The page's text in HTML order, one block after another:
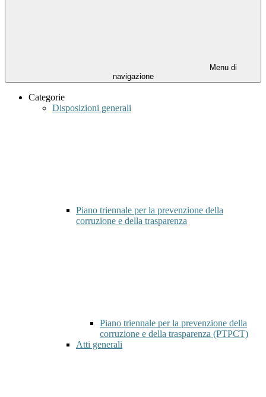
Menu di
navigazione
Categorie
Disposizioni generali
Piano triennale per la prevenzione della
corruzione e della trasparenza
Piano triennale per la prevenzione della
corruzione e della trasparenza (PTPCT)
Atti generali